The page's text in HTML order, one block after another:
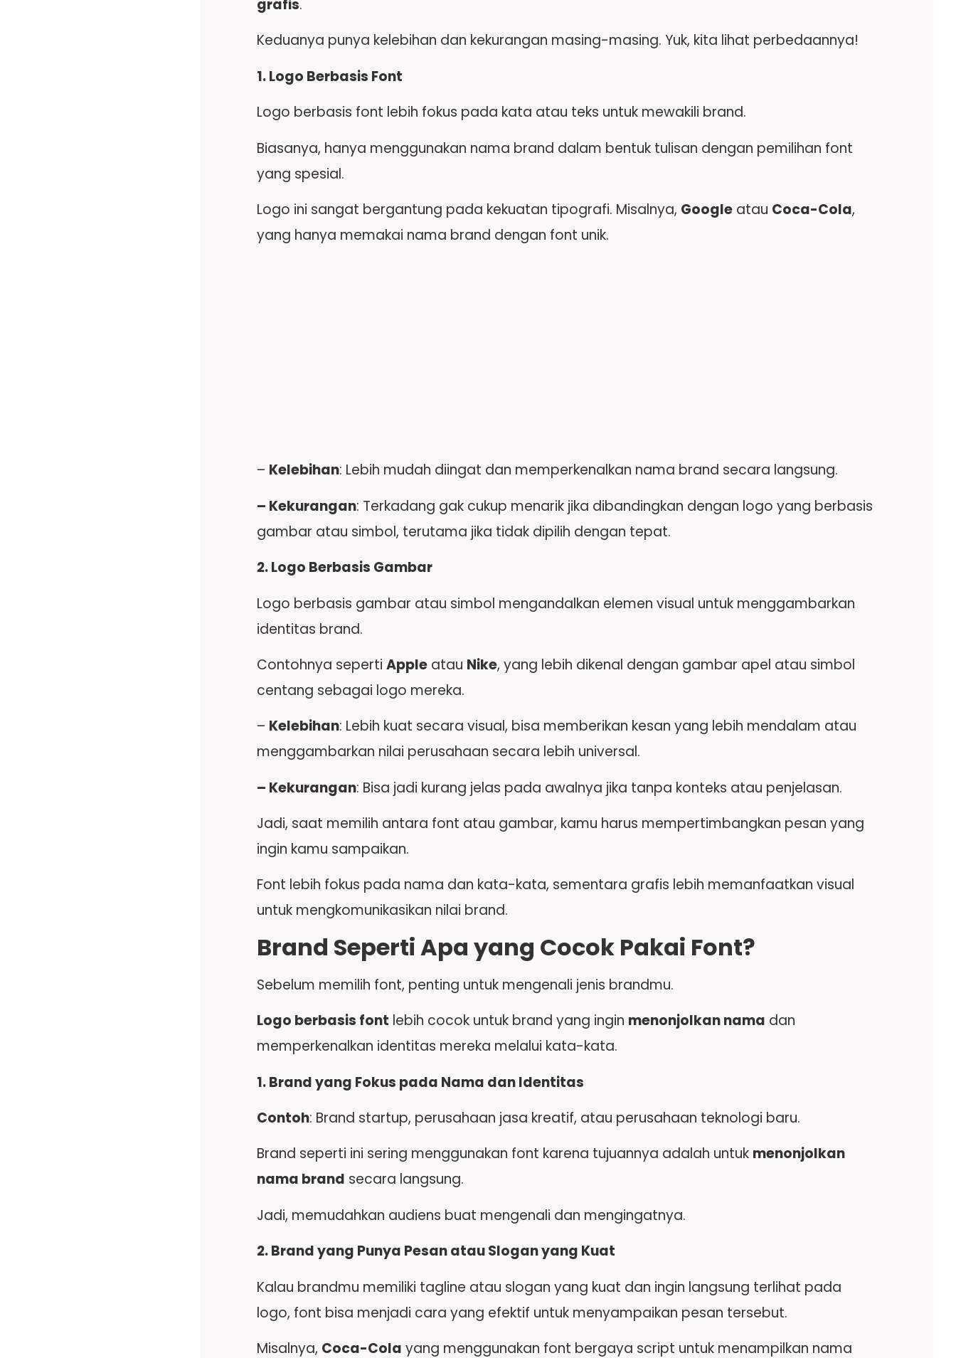
grafis.
Keduanya punya kelebihan dan kekurangan masing-masing. Yuk, kita lihat perbedaannya!
1. Logo Berbasis Font
Logo berbasis font lebih fokus pada kata atau teks untuk mewakili brand.
Biasanya, hanya menggunakan nama brand dalam bentuk tulisan dengan pemilihan font
yang spesial.
Logo ini sangat bergantung pada kekuatan tipografi. Misalnya, Googleatau Coca-Cola,
yang hanya memakai nama brand dengan font unik.
– Kelebihan: Lebih mudah diingat dan memperkenalkan nama brand secara langsung.
– Kekurangan: Terkadang gak cukup menarik jika dibandingkan dengan logo yang berbasis
gambar atau simbol, terutama jika tidak dipilih dengan tepat.
2. Logo Berbasis Gambar
Logo berbasis gambar atau simbol mengandalkan elemen visual untuk menggambarkan
identitas brand.
Contohnya seperti Appleatau Nike, yang lebih dikenal dengan gambar apel atau simbol
centang sebagai logo mereka.
– Kelebihan: Lebih kuat secara visual, bisa memberikan kesan yang lebih mendalam atau
menggambarkan nilai perusahaan secara lebih universal.
– Kekurangan: Bisa jadi kurang jelas pada awalnya jika tanpa konteks atau penjelasan.
Jadi, saat memilih antara font atau gambar, kamu harus mempertimbangkan pesan yang
ingin kamu sampaikan.
Font lebih fokus pada nama dan kata-kata, sementara grafis lebih memanfaatkan visual
untuk mengkomunikasikan nilai brand.
Brand Seperti Apa yang Cocok Pakai Font?
Sebelum memilih font, penting untuk mengenali jenis brandmu.
Logo berbasis font lebih cocok untuk brand yang ingin menonjolkan nama dan
memperkenalkan identitas mereka melalui kata-kata.
1. Brand yang Fokus pada Nama dan Identitas
Contoh: Brand startup, perusahaan jasa kreatif, atau perusahaan teknologi baru.
Brand seperti ini sering menggunakan font karena tujuannya adalah untuk menonjolkan
nama brand secara langsung.
Jadi, memudahkan audiens buat mengenali dan mengingatnya.
2. Brand yang Punya Pesan atau Slogan yang Kuat
Kalau brandmu memiliki tagline atau slogan yang kuat dan ingin langsung terlihat pada
logo, font bisa menjadi cara yang efektif untuk menyampaikan pesan tersebut.
Misalnya, Coca-Cola yang menggunakan font bergaya script untuk menampilkan nama